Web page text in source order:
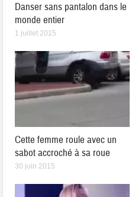
Danser sans pantalon dans le
monde entier
1 juillet 2015
Cette femme roule avec un
sabot accroché à sa roue
30 juin 2015